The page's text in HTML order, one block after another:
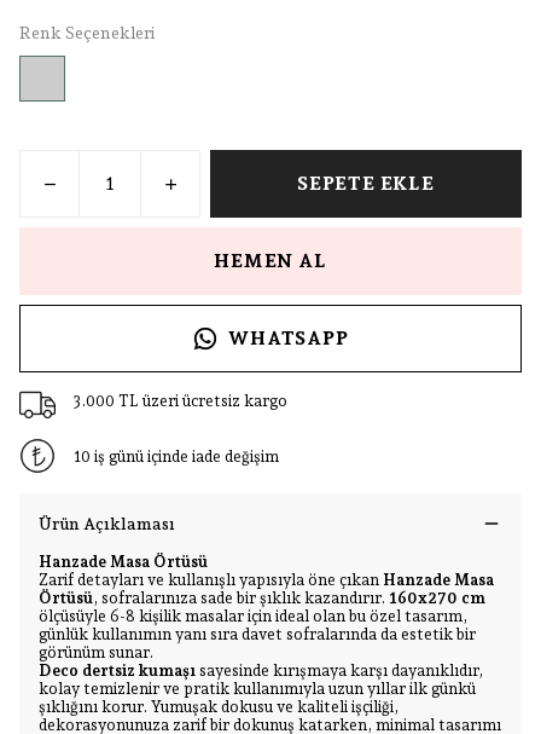
Renk Seçenekleri
SEPETE EKLE
HEMEN AL
WHATSAPP
3.000 TL üzeri ücretsiz kargo
10 iş günü içinde iade değişim
Ürün Açıklaması
Hanzade Masa Örtüsü
Zarif detayları ve kullanışlı yapısıyla öne çıkan Hanzade Masa
Örtüsü, sofralarınıza sade bir şıklık kazandırır. 160x270 cm
ölçüsüyle 6-8 kişilik masalar için ideal olan bu özel tasarım,
günlük kullanımın yanı sıra davet sofralarında da estetik bir
görünüm sunar.
Deco dertsiz kumaşı sayesinde kırışmaya karşı dayanıklıdır,
kolay temizlenir ve pratik kullanımıyla uzun yıllar ilk günkü
şıklığını korur. Yumuşak dokusu ve kaliteli işçiliği,
dekorasyonunuza zarif bir dokunuş katarken, minimal tasarımı